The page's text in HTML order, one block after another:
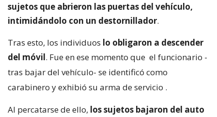
sujetos que abrieron las puertas del vehículo,
intimidándolo con un destornillador.
Tras esto, los individuos lo obligaron a descender
del móvil. Fue en ese momento que el funcionario -
tras bajar del vehículo- se identificó como
carabinero y exhibió su arma de servicio .
Al percatarse de ello, los sujetos bajaron del auto